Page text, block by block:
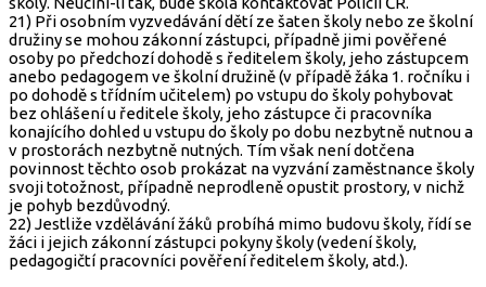
21) Při osobním vyzvedávání dětí ze šaten školy nebo ze školní
družiny se mohou zákonní zástupci, případně jimi pověřené
osoby po předchozí dohodě s ředitelem školy, jeho zástupcem
anebo pedagogem ve školní družině (v případě žáka 1. ročníku i
po dohodě s třídním učitelem) po vstupu do školy pohybovat
bez ohlášení u ředitele školy, jeho zástupce či pracovníka
konajícího dohled u vstupu do školy po dobu nezbytně nutnou a
v prostorách nezbytně nutných. Tím však není dotčena
povinnost těchto osob prokázat na vyzvání zaměstnance školy
svoji totožnost, případně neprodleně opustit prostory, v nichž
je pohyb bezdůvodný.
22) Jestliže vzdělávání žáků probíhá mimo budovu školy, řídí se
žáci i jejich zákonní zástupci pokyny školy (vedení školy,
pedagogičtí pracovníci pověření ředitelem školy, atd.).